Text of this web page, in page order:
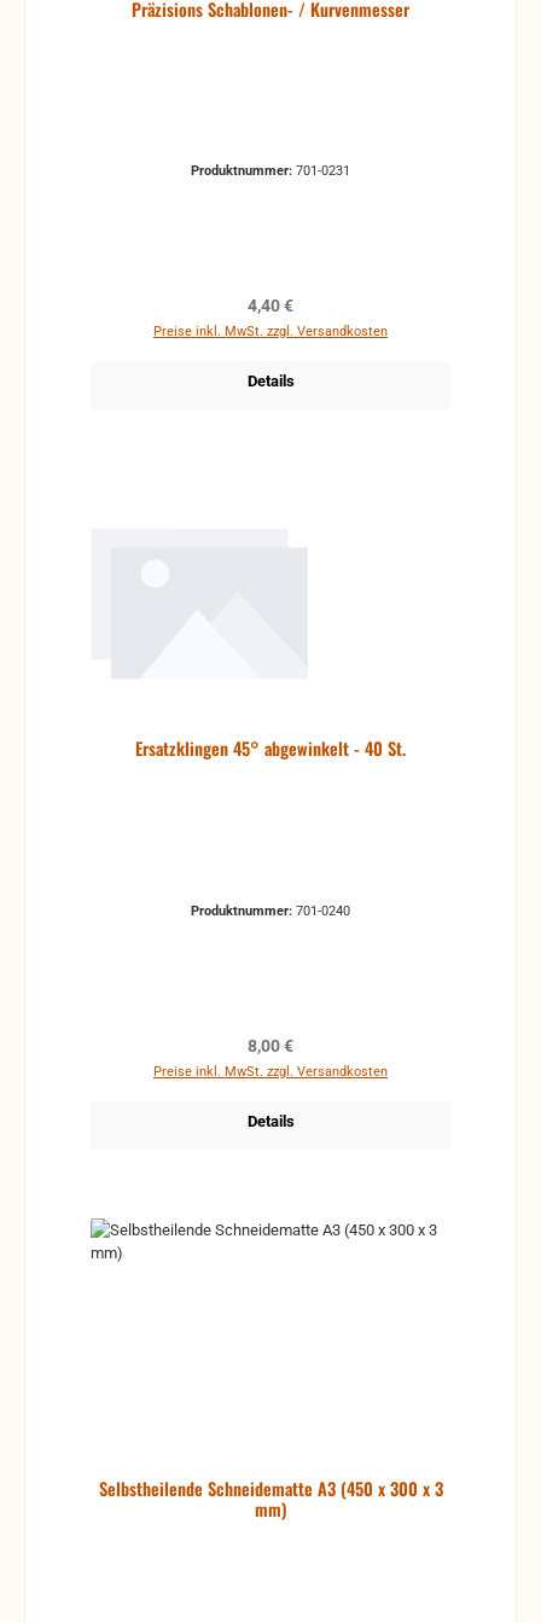
Präzisions Schablonen- / Kurvenmesser
Produktnummer: 701-0231
Regulärer Preis:
4,40 €
Preise inkl. MwSt. zzgl. Versandkosten
Details
Ersatzklingen 45° abgewinkelt - 40 St.
Produktnummer: 701-0240
Regulärer Preis:
8,00 €
Preise inkl. MwSt. zzgl. Versandkosten
Details
Selbstheilende Schneidematte A3 (450 x 300 x 3
mm)